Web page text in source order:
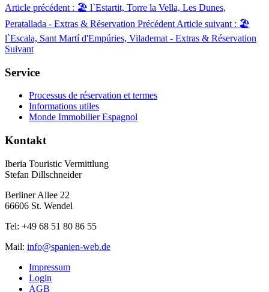
Article précédent : 🏖️ l`Estartit, Torre la Vella, Les Dunes,
Peratallada - Extras & Réservation Précédent Article suivant : 🏖️
l`Escala, Sant Martí d'Empúries, Vilademat - Extras & Réservation
Suivant
Service
Processus de réservation et termes
Informations utiles
Monde Immobilier Espagnol
Kontakt
Iberia Touristic Vermittlung
Stefan Dillschneider
Berliner Allee 22
66606 St. Wendel
Tel: +49 68 51 80 86 55
Mail: info@spanien-web.de
Impressum
Login
AGB